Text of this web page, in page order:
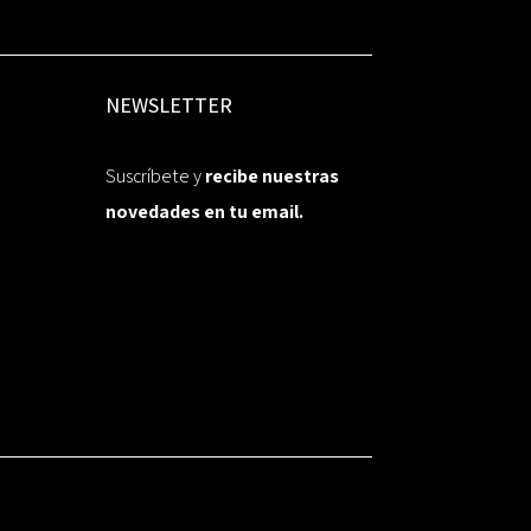
NEWSLETTER
Suscríbete yrecibe nuestras
novedades en tu email.